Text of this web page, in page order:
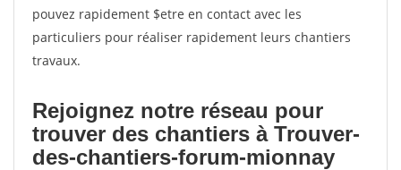
pouvez rapidement $etre en contact avec les
particuliers pour réaliser rapidement leurs chantiers
travaux.
Rejoignez notre réseau pour
trouver des chantiers à Trouver-
des-chantiers-forum-mionnay